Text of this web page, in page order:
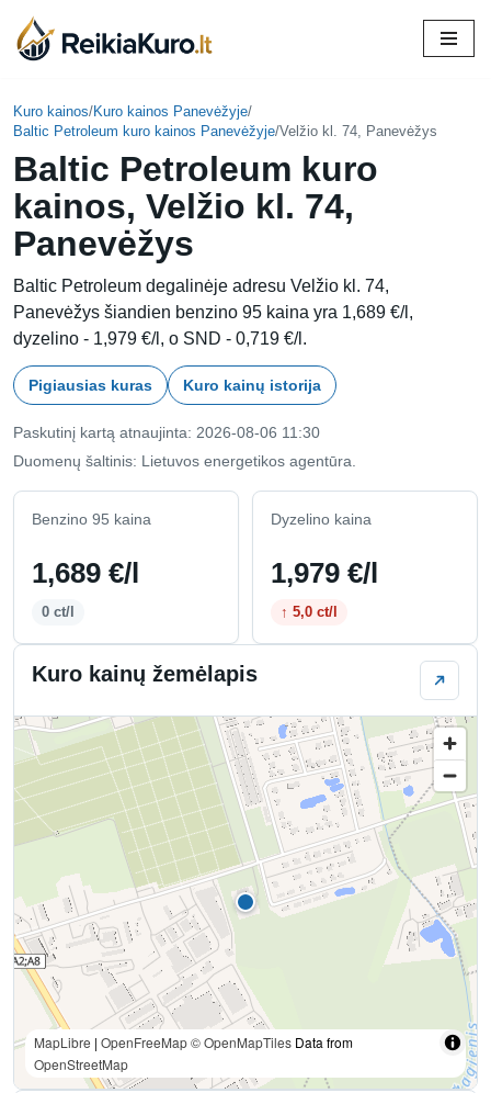
Skip
content
Kuro kainos/Kuro kainos Panevėžyje/
Baltic Petroleum kuro kainos Panevėžyje/Velžio kl. 74, Panevėžys
Baltic Petroleum kuro
kainos, Velžio kl. 74,
Panevėžys
Baltic Petroleum degalinėje adresu Velžio kl. 74,
Panevėžys šiandien benzino 95 kaina yra 1,689 €/l,
dyzelino - 1,979 €/l, o SND - 0,719 €/l.
Pigiausias kuras Kuro kainų istorija
Paskutinį kartą atnaujinta: 2026-08-06 11:30
Duomenų šaltinis: Lietuvos energetikos agentūra.
Benzino 95 kaina
1,689 €/l
0 ct/l
Dyzelino kaina
1,979 €/l
↑ 5,0 ct/l
Kuro kainų žemėlapis
MapLibre | OpenFreeMap© OpenMapTiles Data from
OpenStreetMap